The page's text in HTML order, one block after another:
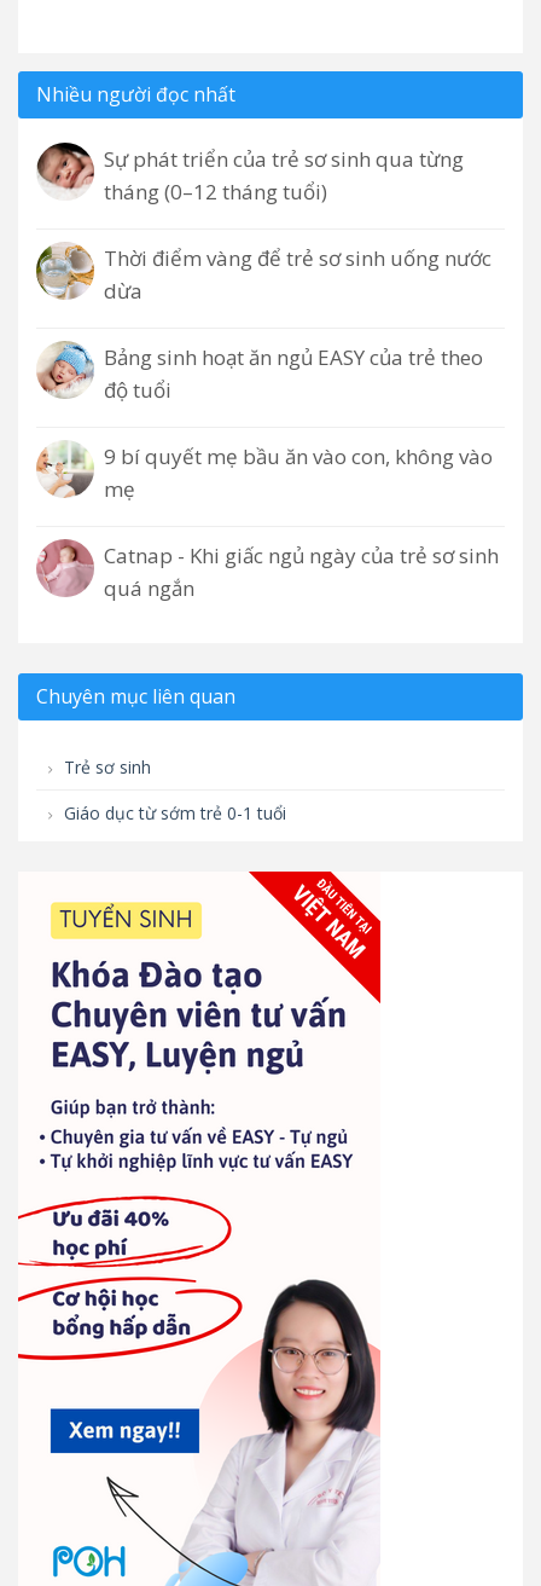
Nhiều người đọc nhất
Sự phát triển của trẻ sơ sinh qua từng
tháng (0–12 tháng tuổi)
Thời điểm vàng để trẻ sơ sinh uống nước
dừa
Bảng sinh hoạt ăn ngủ EASY của trẻ theo
độ tuổi
9 bí quyết mẹ bầu ăn vào con, không vào
mẹ
Catnap - Khi giấc ngủ ngày của trẻ sơ sinh
quá ngắn
Chuyên mục liên quan
Trẻ sơ sinh
Giáo dục từ sớm trẻ 0-1 tuổi